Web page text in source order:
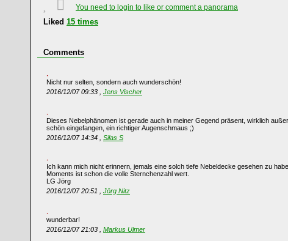
You need to login to like or comment a panorama
Liked 15 times
Comments
Nicht nur selten, sondern auch wunderschön!
2016/12/07 09:33 , Jens Vischer
Dieses Nebelphänomen ist gerade auch in meiner Gegend präsent, wirklich
schön eingefangen, ein richtiger Augenschmaus ;)
2016/12/07 14:34 , Silas S
Ich kann mich nicht erinnern, jemals eine solch tiefe Nebeldecke gesehen zu
Moments ist schon die volle Sternchenzahl wert.
LG Jörg
2016/12/07 20:51 , Jörg Nitz
wunderbar!
2016/12/07 21:03 , Markus Ulmer